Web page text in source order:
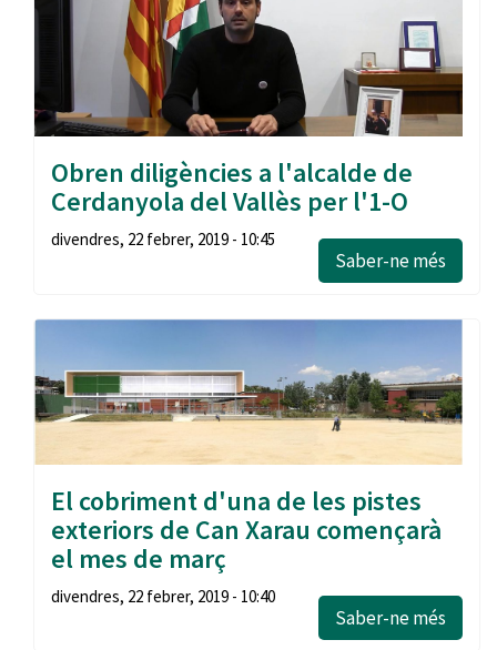
Obren diligències a l'alcalde de
Cerdanyola del Vallès per l'1-O
divendres, 22 febrer, 2019 - 10:45
Saber-ne més
El cobriment d'una de les pistes
exteriors de Can Xarau començarà
el mes de març
divendres, 22 febrer, 2019 - 10:40
Saber-ne més